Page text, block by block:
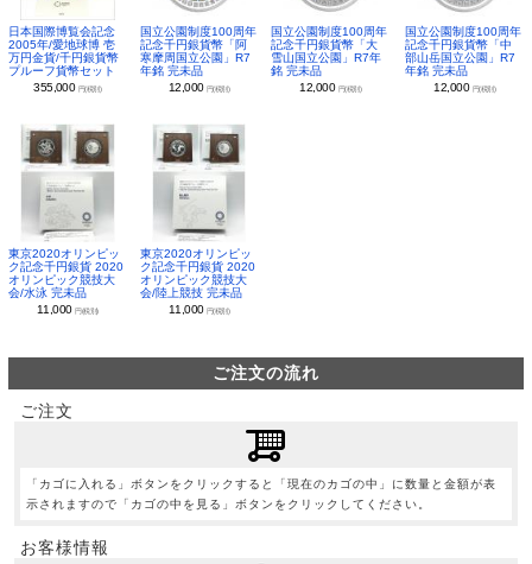
日本国際博覧会記念
2005年/愛地球博 壱
万円金貨/千円銀貨幣
プルーフ貨幣セット
355,000 円(税別)
国立公園制度100周年
記念千円銀貨幣「阿
寒摩周国立公園」R7
年銘 完未品
12,000 円(税別)
国立公園制度100周年
記念千円銀貨幣「大
雪山国立公園」R7年
銘 完未品
12,000 円(税別)
国立公園制度100周年
記念千円銀貨幣「中
部山岳国立公園」R7
年銘 完未品
12,000 円(税別)
東京2020オリンピッ
ク記念千円銀貨 2020
オリンピック競技大
会/水泳 完未品
11,000円(税別)
東京2020オリンピッ
ク記念千円銀貨 2020
オリンピック競技大
会/陸上競技 完未品
11,000 円(税別)
ご注文の流れ
ご注文
「カゴに入れる」ボタンをクリックすると「現在のカゴの中」に数量と金額が表
示されますので「カゴの中を見る」ボタンをクリックしてください。
お客様情報